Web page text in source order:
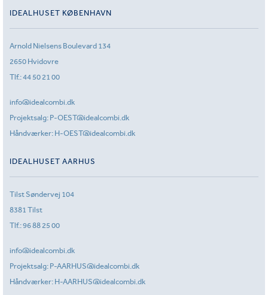
IDEALHUSET KØBENHAVN
Arnold Nielsens Boulevard 134
2650 Hvidovre
Tlf.:44 50 21 00
info@idealcombi.dk
Projektsalg: P-OEST@idealcombi.dk
Håndværker: H-OEST@idealcombi.dk
IDEALHUSET AARHUS
Tilst Søndervej 104
8381 Tilst
Tlf.:96 88 25 00
info@idealcombi.dk
Projektsalg: P-AARHUS@idealcombi.dk
Håndværker: H-AARHUS@idealcombi.dk